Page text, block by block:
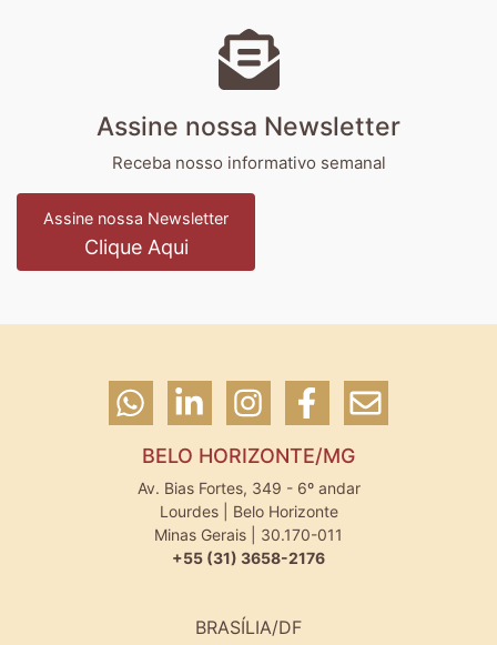
Assine nossa Newsletter
Receba nosso informativo semanal
Assine nossa Newsletter
Clique Aqui
BELO HORIZONTE/MG
Av. Bias Fortes, 349 - 6º andar
Lourdes | Belo Horizonte
Minas Gerais | 30.170-011
+55 (31) 3658-2176
BRASÍLIA/DF